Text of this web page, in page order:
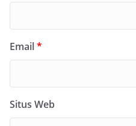
Email*
Situs Web